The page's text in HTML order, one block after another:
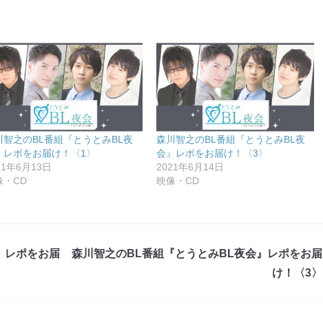
智之のBL番組『とうとみBL夜
レポをお届け！〈1〉
年6月13日
・CD
森川智之のBL番組『とうとみBL夜
会』レポをお届け！〈3〉
2021年6月14日
映像・CD
レポをお届
森川智之のBL番組『とうとみBL夜会』レポをお届
け！〈3〉